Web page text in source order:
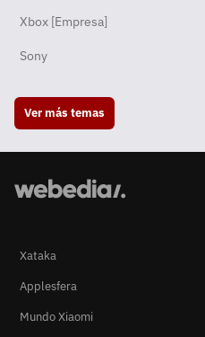
Xbox [Empresa]
Sony
Ver más temas
Xataka
Applesfera
Mundo Xiaomi